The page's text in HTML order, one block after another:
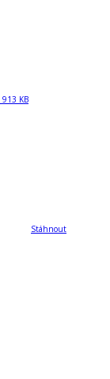
913 KB
Stáhnout